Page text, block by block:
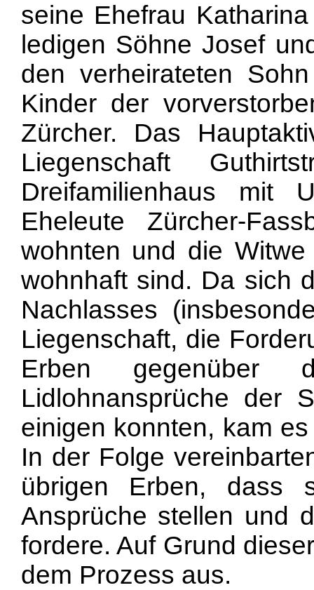
seine Ehefrau
ledigen Söhne Josef
den verheirateten
Kinder der
Zürcher. Das
Liegenschaft
Dreifamilienhaus mit
Eheleute Zürcher-
wohnten und die
wohnhaft sind. Da sich
Nachlasses
Liegenschaft, die
Erben gegenüber
Lidlohnansprüche der
einigen konnten, kam
In der Folge
übrigen Erben, dass
Ansprüche stellen und
fordere. Auf Grund
dem Prozess aus.